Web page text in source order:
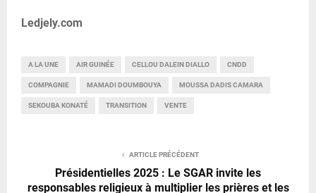
Ledjely.com
A LA UNE AIR GUINÉE CELLOU DALEIN DIALLO CNDD
COMPAGNIE MAMADI DOUMBOUYA MOUSSA DADIS CAMARA
SEKOUBA KONATÉ TRANSITION VENTE
ARTICLE PRÉCÉDENT
Présidentielles 2025 : Le SGAR invite les
responsables religieux à multiplier les prières et les